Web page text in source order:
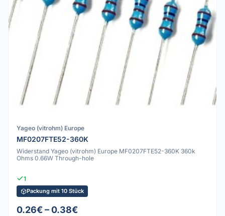
Yageo (vitrohm) Europe
MF0207FTE52-360K
Widerstand Yageo (vitrohm) Europe MF0207FTE52-360K 360k
Ohms 0.66W Through-hole
1
Packung mit 10 Stück
0.26€ – 0.38€